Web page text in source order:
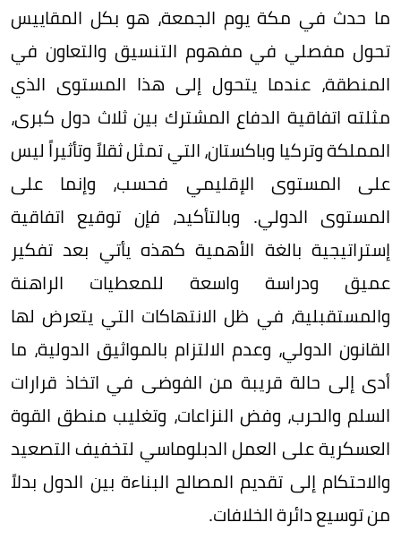
ما حدث في مكة يوم الجمعة، هو بكل المقاييس
تحول مفصلي في مفهوم التنسيق والتعاون في
المنطقة، عندما يتحول إلى هذا المستوى الذي
مثلته اتفاقية الدفاع المشترك بين ثلاث دول كبرى،
المملكة وتركيا وباكستان، التي تمثل ثقلاً وتأثيراً ليس
على المستوى الإقليمي فحسب، وإنما على
المستوى الدولي. وبالتأكيد، فإن توقيع اتفاقية
إستراتيجية بالغة الأهمية كهذه يأتي بعد تفكير
عميق ودراسة واسعة للمعطيات الراهنة
والمستقبلية، في ظل الانتهاكات التي يتعرض لها
القانون الدولي، وعدم الالتزام بالمواثيق الدولية، ما
أدى إلى حالة قريبة من الفوضى في اتخاذ قرارات
السلم والحرب، وفض النزاعات، وتغليب منطق القوة
العسكرية على العمل الدبلوماسي لتخفيف التصعيد
والاحتكام إلى تقديم المصالح البناءة بين الدول بدلاً
من توسيع دائرة الخلافات.